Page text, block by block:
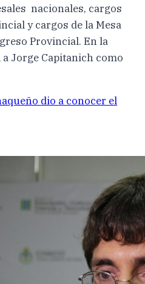
nacionales, cargos
y cargos de la Mesa
Provincial. En la
Jorge Capitanich como
dio a conocer el